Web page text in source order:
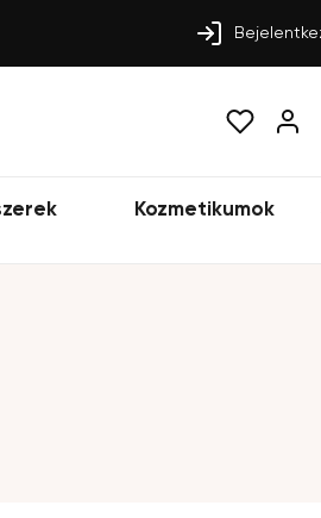
Kozmetikumok